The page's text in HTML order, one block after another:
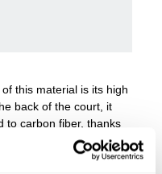
this material is its high
back of the court, it
to carbon fiber, thanks
effect. Additionally,
making it ideal for